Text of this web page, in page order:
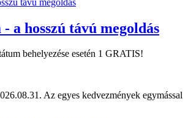
a hosszú távú megoldás
behelyezése esetén 1 GRATIS!
Az egyes kedvezmények egymással